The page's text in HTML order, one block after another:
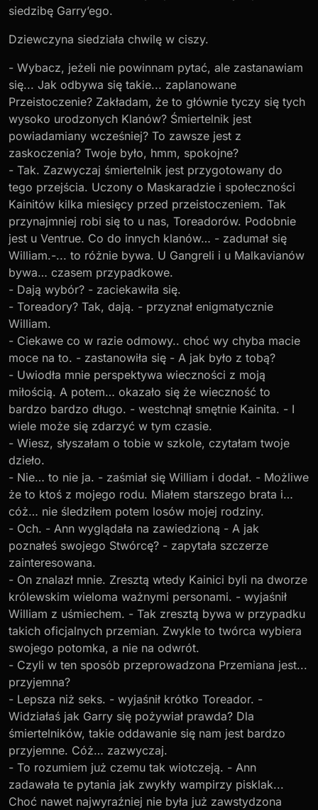
siedzibę Garry’ego.
Dziewczyna siedziała chwilę w ciszy.
- Wybacz, jeżeli nie powinnam pytać, ale zastanawiam
się... Jak odbywa się takie... zaplanowane
Przeistoczenie? Zakładam, że to głównie tyczy się tych
wysoko urodzonych Klanów? Śmiertelnik jest
powiadamiany wcześniej? To zawsze jest z
zaskoczenia? Twoje było, hmm, spokojne?
- Tak. Zazwyczaj śmiertelnik jest przygotowany do
tego przejścia. Uczony o Maskaradzie i społeczności
Kainitów kilka miesięcy przed przeistoczeniem. Tak
przynajmniej robi się to u nas, Toreadorów. Podobnie
jest u Ventrue. Co do innych klanów… - zadumał się
William.-... to różnie bywa. U Gangreli i u Malkavianów
bywa… czasem przypadkowe.
- Dają wybór? - zaciekawiła się.
- Toreadory? Tak, dają. - przyznał enigmatycznie
William.
- Ciekawe co w razie odmowy.. choć wy chyba macie
moce na to. - zastanowiła się - A jak było z tobą?
- Uwiodła mnie perspektywa wieczności z moją
miłością. A potem… okazało się że wieczność to
bardzo bardzo długo. - westchnął smętnie Kainita. - I
wiele może się zdarzyć w tym czasie.
- Wiesz, słyszałam o tobie w szkole, czytałam twoje
dzieło.
- Nie… to nie ja. - zaśmiał się William i dodał. - Możliwe
że to ktoś z mojego rodu. Miałem starszego brata i…
cóż… nie śledziłem potem losów mojej rodziny.
- Och. - Ann wyglądała na zawiedzioną - A jak
poznałeś swojego Stwórcę? - zapytała szczerze
zainteresowana.
- On znalazł mnie. Zresztą wtedy Kainici byli na dworze
królewskim wieloma ważnymi personami. - wyjaśnił
William z uśmiechem. - Tak zresztą bywa w przypadku
takich oficjalnych przemian. Zwykle to twórca wybiera
swojego potomka, a nie na odwrót.
- Czyli w ten sposób przeprowadzona Przemiana jest...
przyjemna?
- Lepsza niż seks. - wyjaśnił krótko Toreador. -
Widziałaś jak Garry się pożywiał prawda? Dla
śmiertelników, takie oddawanie się nam jest bardzo
przyjemne. Cóż… zazwyczaj.
- To rozumiem już czemu tak wiotczeją. - Ann
zadawała te pytania jak zwykły wampirzy pisklak...
Choć nawet najwyraźniej nie była już zawstydzona